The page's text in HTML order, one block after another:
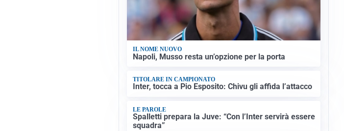
IL NOME NUOVO
Napoli, Musso resta un’opzione per la porta
TITOLARE IN CAMPIONATO
Inter, tocca a Pio Esposito: Chivu gli affida l’attacco
LE PAROLE
Spalletti prepara la Juve: “Con l’Inter servirà essere
squadra”